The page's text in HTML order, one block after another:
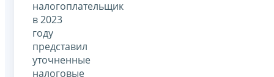
налогоплательщик
в 2023
году
представил
уточненные
налоговые